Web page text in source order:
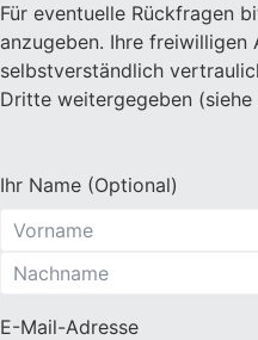
Für eventuelle Rückfragen
anzugeben. Ihre freiwilligen
selbstverständlich
Dritte weitergegeben
Ihr Name (Optional)
E-Mail-Adresse